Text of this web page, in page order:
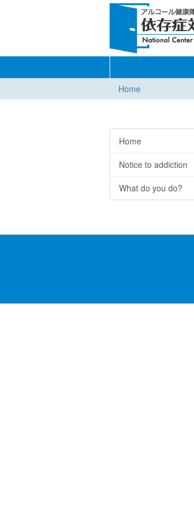
Home
Home
Notice to addiction
What do you do?